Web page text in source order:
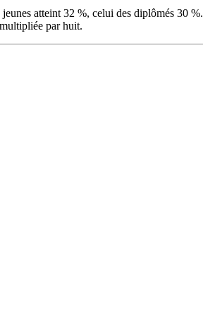
atteint 32 %, celui des diplômés 30 %.
par huit.